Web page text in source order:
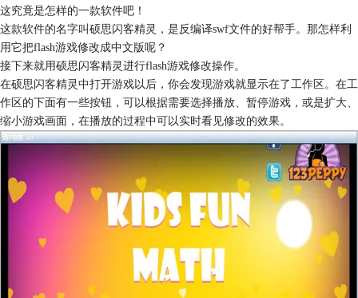
这究竟是怎样的一款软件吧！
这款软件的名字叫硕思闪客精灵，是反编译swf文件的好帮手。那怎样利
用它把flash游戏修改成中文版呢？
接下来就用硕思闪客精灵进行flash游戏修改操作。
在硕思闪客精灵中打开游戏以后，你会发现游戏就显示在了工作区。在工
作区的下面有一些按钮，可以根据需要选择播放、暂停游戏，或是扩大、
缩小游戏画面，在播放的过程中可以实时看见修改的效果。